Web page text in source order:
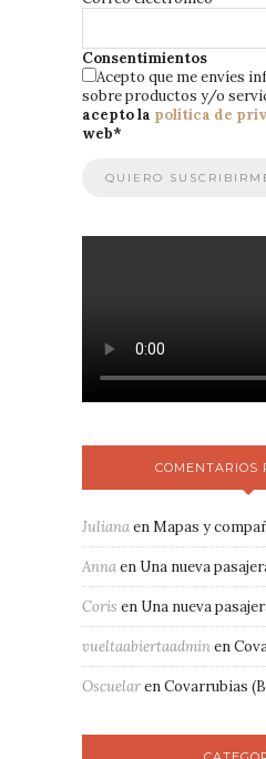
Consentimientos
Acepto que me envíes
sobre productos y/o
acepto la política de
web*
COMENTARIOS
JulianaenMapas y
Annaen Una nueva
Coris en Una nueva
vueltaabiertaadminen
OscuelarenCovarrubias